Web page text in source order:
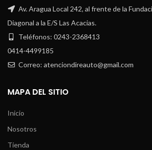
Av. Aragua Local 242, al frente de la
Diagonal a la E/S Las Acacias.
Teléfonos: 0243-2368413
0414-4499185
Correo: atenciondireauto@gmail.com
MAPA DEL SITIO
Inicio
Nosotros
Tienda